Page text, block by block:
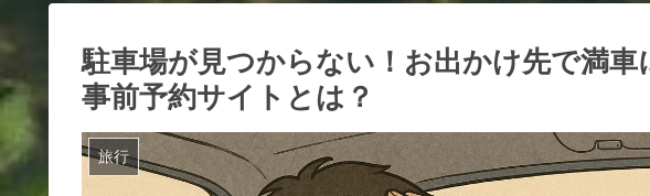
駐車場が見つからない！お出かけ先で満
事前予約サイトとは？
旅行